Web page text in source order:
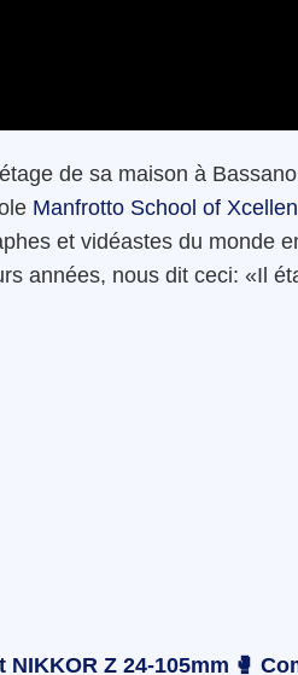
de sa maison à
Manfrotto School of
et vidéastes du monde
années, nous dit ceci: «Il
NIKKOR Z 24-105mm 🥊